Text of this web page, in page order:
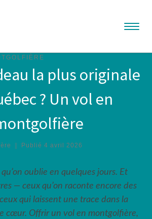
la plus originale
? Un vol en
Publié 4 avril 2026
oublie en quelques jours. Et
— ceux qu’on raconte encore des
qui laissent une trace dans la
cœur. Offrir un vol en montgolfière,